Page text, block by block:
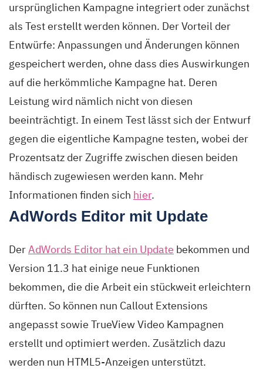
ursprünglichen Kampagne integriert oder zunächst
als Test erstellt werden können. Der Vorteil der
Entwürfe: Anpassungen und Änderungen können
gespeichert werden, ohne dass dies Auswirkungen
auf die herkömmliche Kampagne hat. Deren
Leistung wird nämlich nicht von diesen
beeinträchtigt. In einem Test lässt sich der Entwurf
gegen die eigentliche Kampagne testen, wobei der
Prozentsatz der Zugriffe zwischen diesen beiden
händisch zugewiesen werden kann. Mehr
Informationen finden sich hier.
AdWords Editor mit Update
DerAdWords Editor hat ein Update bekommen und
Version 11.3 hat einige neue Funktionen
bekommen, die die Arbeit ein stückweit erleichtern
dürften. So können nun Callout Extensions
angepasst sowie TrueView Video Kampagnen
erstellt und optimiert werden. Zusätzlich dazu
werden nun HTML5-Anzeigen unterstützt.